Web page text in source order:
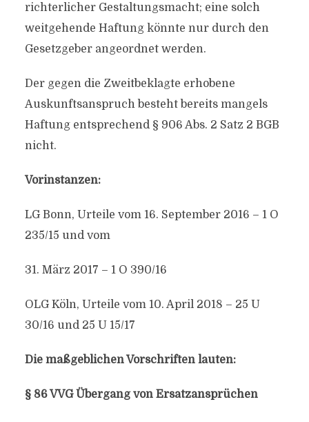
richterlicher Gestaltungsmacht; eine solch
weitgehende Haftung könnte nur durch den
Gesetzgeber angeordnet werden.
Der gegen die Zweitbeklagte erhobene
Auskunftsanspruch besteht bereits mangels
Haftung entsprechend § 906 Abs. 2 Satz 2 BGB
nicht.
Vorinstanzen:
LG Bonn, Urteile vom 16. September 2016 – 1 O
235/15 und vom
31. März 2017 – 1 O 390/16
OLG Köln, Urteile vom 10. April 2018 – 25 U
30/16 und 25 U 15/17
Die maßgeblichen Vorschriften lauten:
§ 86 VVG Übergang von Ersatzansprüchen